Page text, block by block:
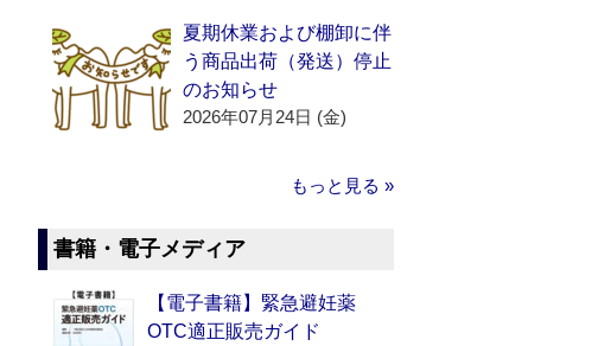
夏期休業および棚卸に伴
う商品出荷（発送）停止
のお知らせ
2026年07月24日 (金)
もっと見る »
書籍・電子メディア
【電子書籍】緊急避妊薬
OTC適正販売ガイド